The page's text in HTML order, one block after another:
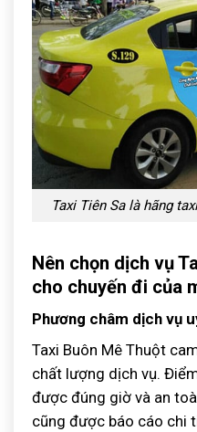
Taxi Tiên Sa là hãng
Nên chọn dịch vụ
cho chuyến đi của
Phương châm dịch vụ
Taxi Buôn Mê Thuột
chất lượng dịch vụ.
được đúng giờ và an
cũng được báo cáo chi